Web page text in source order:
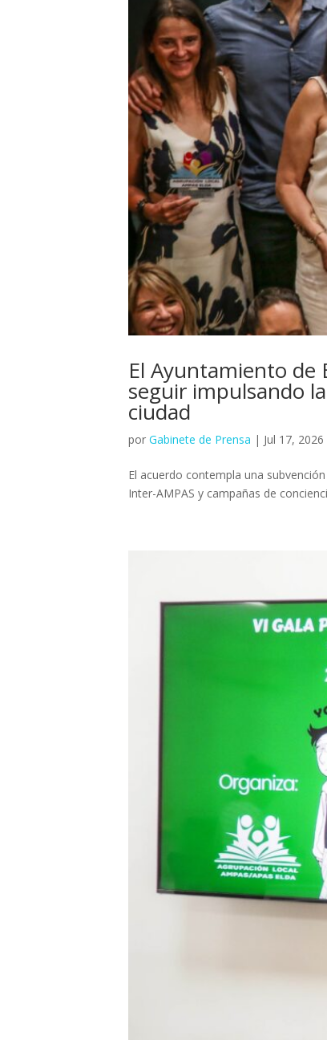
El Ayuntamiento de
seguir impulsando
ciudad
por Gabinete de Prensa | Jul 17, 2026
El acuerdo contempla una
Inter-AMPAS y campañas de